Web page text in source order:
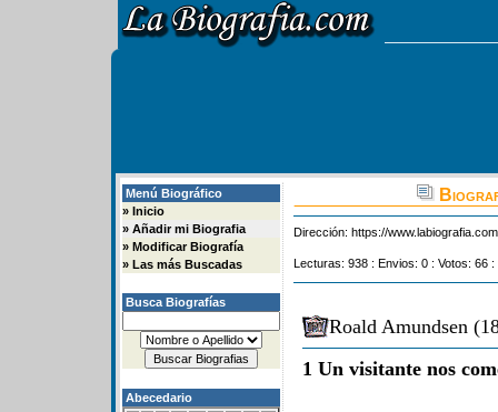
Menú Biográfico
» Inicio
» Añadir mi Biografia
» Modificar Biografía
» Las más Buscadas
Busca Biografías
Abecedario
Dirección: https://
Lecturas: 938 : Envios: 0 : Votos: 66
Roald Amundsen
1 Un visitante nos